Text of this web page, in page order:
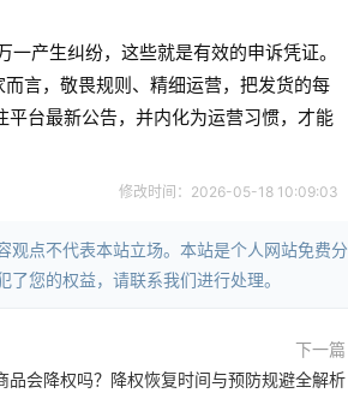
产生纠纷，这些就是有效的申诉凭证。
言，敬畏规则、精细运营，把发货的每
台最新公告，并内化为运营习惯，才能
修改时间：2026-05-18 10:09:03
观点不代表本站立场。本站是个人网站免费分
您的权益，请联系我们进行处理。
下一篇
品会降权吗？降权恢复时间与预防规避全解析